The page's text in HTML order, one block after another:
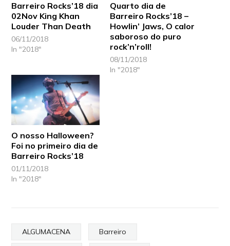
Barreiro Rocks’18 dia
02Nov King Khan
Louder Than Death
06/11/2018
In "2018"
Quarto dia de
Barreiro Rocks’18 –
Howlin’ Jaws, O calor
saboroso do puro
rock’n’roll!
08/11/2018
In "2018"
O nosso Halloween?
Foi no primeiro dia de
Barreiro Rocks’18
01/11/2018
In "2018"
ALGUMACENA Barreiro